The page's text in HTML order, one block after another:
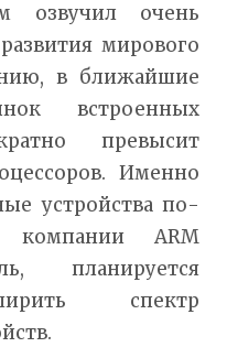
озвучил очень
мирового
в ближайшие
встроенных
превысит
Именно
устройства по-
компании ARM
планируется
спектр